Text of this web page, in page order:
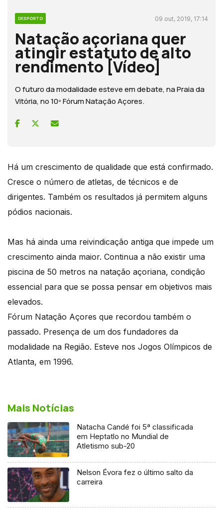
DESPORTO 09 out, 2019, 17:14
Natação açoriana quer
atingir estatuto de alto
rendimento [Vídeo]
O futuro da modalidade esteve em debate, na Praia da
Vitória, no 10º Fórum Natação Açores.
Há um crescimento de qualidade que está confirmado.
Cresce o número de atletas, de técnicos e de
dirigentes. Também os resultados já permitem alguns
pódios nacionais.
Mas há ainda uma reivindicação antiga que impede um
crescimento ainda maior. Continua a não existir uma
piscina de 50 metros na natação açoriana, condição
essencial para que se possa pensar em objetivos mais
elevados.
Fórum Natação Açores que recordou também o
passado. Presença de um dos fundadores da
modalidade na Região. Esteve nos Jogos Olímpicos de
Atlanta, em 1996.
Mais Notícias
Natacha Candé foi 5ª classificada
em Heptatlo no Mundial de
Atletismo sub-20
Nelson Évora fez o último salto da
carreira